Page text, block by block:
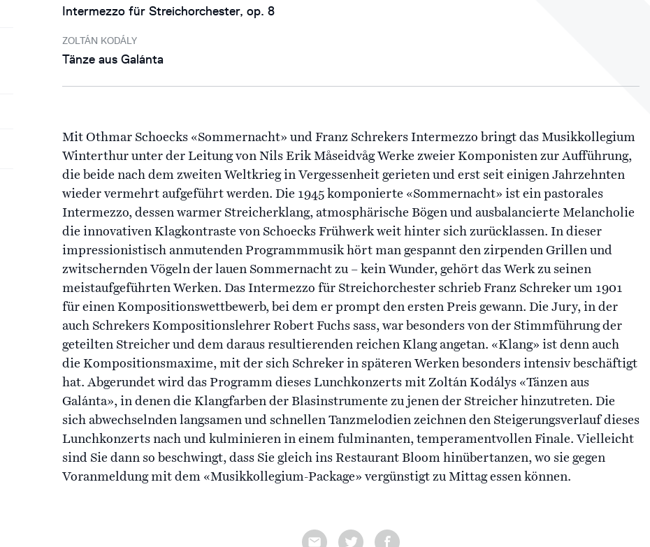
Intermezzo für Streichorchester, op. 8
ZOLTÁN KODÁLY
Tänze aus Galánta
Mit Othmar Schoecks «Sommernacht» und Franz Schrekers Intermezzo bringt das Musikkollegium
Winterthur unter der Leitung von Nils Erik Måseidvåg Werke zweier Komponisten zur Aufführung,
die beide nach dem zweiten Weltkrieg in Vergessenheit gerieten und erst seit einigen Jahrzehnten
wieder vermehrt aufgeführt werden. Die 1945 komponierte «Sommernacht» ist ein pastorales
Intermezzo, dessen warmer Streicherklang, atmosphärische Bögen und ausbalancierte Melancholie
die innovativen Klagkontraste von Schoecks Frühwerk weit hinter sich zurücklassen. In dieser
impressionistisch anmutenden Programmmusik hört man gespannt den zirpenden Grillen und
zwitschernden Vögeln der lauen Sommernacht zu – kein Wunder, gehört das Werk zu seinen
meistaufgeführten Werken. Das Intermezzo für Streichorchester schrieb Franz Schreker um 1901
für einen Kompositionswettbewerb, bei dem er prompt den ersten Preis gewann. Die Jury, in der
auch Schrekers Kompositionslehrer Robert Fuchs sass, war besonders von der Stimmführung der
geteilten Streicher und dem daraus resultierenden reichen Klang angetan. «Klang» ist denn auch
die Kompositionsmaxime, mit der sich Schreker in späteren Werken besonders intensiv beschäftigt
hat. Abgerundet wird das Programm dieses Lunchkonzerts mit Zoltán Kodálys «Tänzen aus
Galánta», in denen die Klangfarben der Blasinstrumente zu jenen der Streicher hinzutreten. Die
sich abwechselnden langsamen und schnellen Tanzmelodien zeichnen den Steigerungsverlauf dieses
Lunchkonzerts nach und kulminieren in einem fulminanten, temperamentvollen Finale. Vielleicht
sind Sie dann so beschwingt, dass Sie gleich ins Restaurant Bloom hinübertanzen, wo sie gegen
Voranmeldung mit dem «Musikkollegium-Package» vergünstigt zu Mittag essen können.